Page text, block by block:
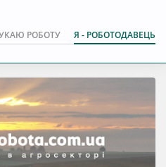
РОБОТУ Я - РОБОТОДАВЕЦЬ